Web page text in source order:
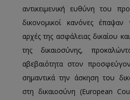
αντικειμενική ευθύνη του
δικονομικοί κανόνες
αρχές της ασφάλειας δικαίου
της δικαιοσύνης,
αβεβαιότητα στον
σημαντικά την άσκηση του
στη δικαιοσύνη (European